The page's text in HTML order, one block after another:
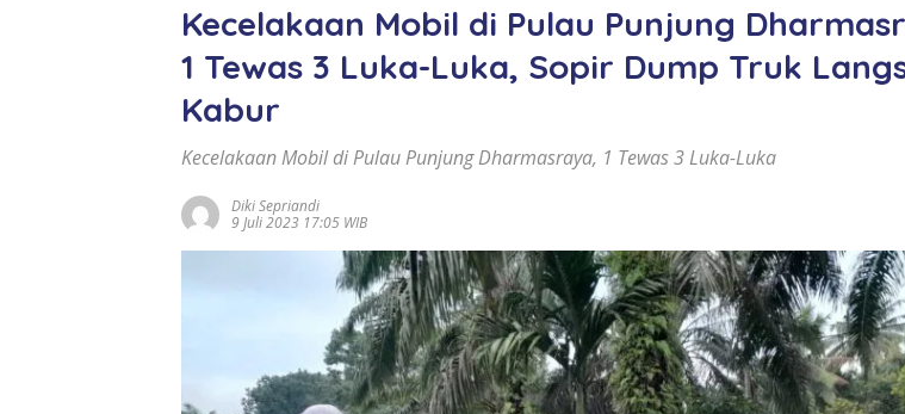
Kecelakaan Mobil di Pulau Punjung
1 Tewas 3 Luka-Luka, Sopir Dump Truk
Kabur
Kecelakaan Mobil di Pulau Punjung Dharmasraya, 1 Tewas 3 Luka-Luka
Diki Sepriandi
9 Juli 2023 17:05 WIB